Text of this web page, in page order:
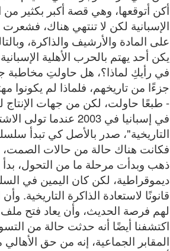
أكن أتوقعها، وهي قصة أكبر بكثير
الإسبانية لكن لا تنتهي هناك،
على المادة والأرشيف والذاكرة،
يكن أحد يهتم بالحرب الأهلية
في رأيكِ لماذا؟، هل حاولتِ مخاطبة
جزءًا من تاريخهم، فلماذا لم يكونوا
- طبعًا حاولت، لكن من جهات
في إسبانيا في 2003
التاريخية"، صدر بالأصل كي تبدأ
فكانت هناك حالة من حالات
ذهب وبدأت مرحلة ما من التحول،
ديموقراطية، لكن كان اليمين في
قانونًا لاستعادة الذاكرة التاريخية.
لهم فرصة الحديث، وأن يعاد فتح ملف
اكتشفنا أيضًا أنه حدثت حالة من
المقابر الجماعية، إنه من حق